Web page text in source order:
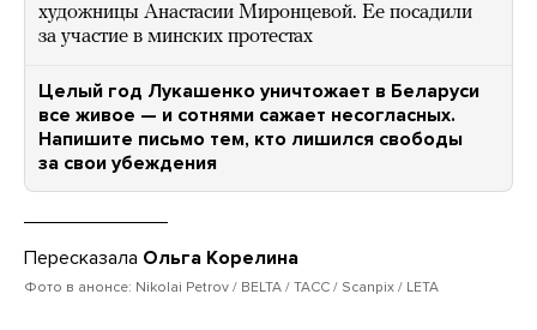
художницы Анастасии Миронцевой. Ее посадили
за участие в минских протестах
Целый год Лукашенко уничтожает в Беларуси
все живое — и сотнями сажает несогласных.
Напишите письмо тем, кто лишился свободы
за свои убеждения
Пересказала Ольга Корелина
Фото в анонсе: Nikolai Petrov / BELTA / ТАСС / Scanpix / LETA